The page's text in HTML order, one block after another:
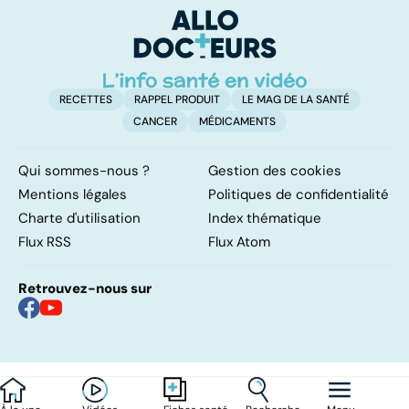
RECETTES RAPPEL PRODUIT
LE MAG DE LA SANTÉ
CANCER
MÉDICAMENTS
Qui sommes-nous ?
Gestion des cookies
Mentions légales
Politiques de confidentialité
Charte d'utilisation
Index thématique
Flux RSS
Flux Atom
Retrouvez-nous sur